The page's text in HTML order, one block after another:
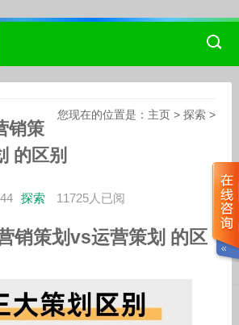
您现在的位置是： 主页 >探索 >
销策
的区别
探索 11725人已阅
销策划vs运营策划 的区